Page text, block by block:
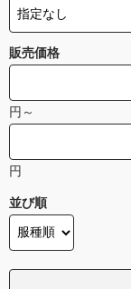
販売価格
円～
円
並び順